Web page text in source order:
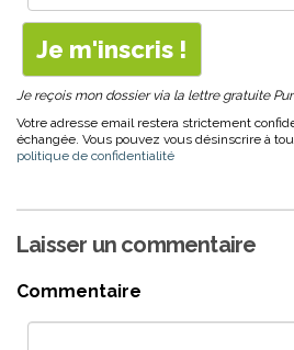
Je reçois mon dossier via la lettre gratuite
Votre adresse email restera strictement
échangée. Vous pouvez vous désinscrire à
politique de confidentialité
Laisser un commentaire
Commentaire